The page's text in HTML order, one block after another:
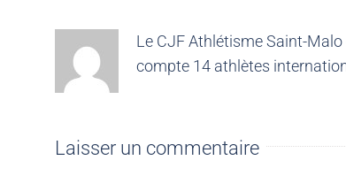
Le CJF Athlétisme Saint-
compte 14 athlètes
Laisser un commentaire